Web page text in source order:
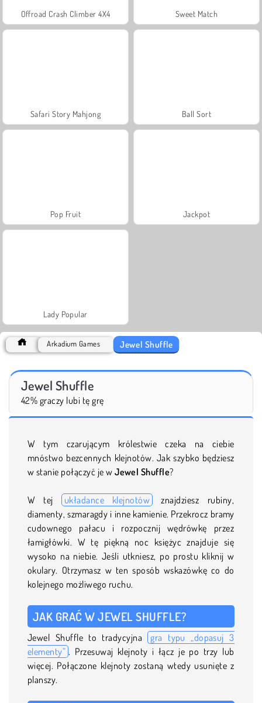
Offroad Crash Climber 4X4 Sweet Match
Safari Story Mahjong Ball Sort
Pop Fruit Jackpot
Lady Popular
Arkadium Games Jewel Shuffle
Jewel Shuffle
42% graczy lubi tę grę
W tym czarującym królestwie czeka na ciebie
mnóstwo bezcennych klejnotów. Jak szybko będziesz
w stanie połączyć je wJewel Shuffle?
W tej układance klejnotów znajdziesz rubiny,
diamenty, szmaragdy i inne kamienie. Przekrocz bramy
cudownego pałacu i rozpocznij wędrówkę przez
łamigłówki. W tę piękną noc księżyc znajduje się
wysoko na niebie. Jeśli utkniesz, po prostu kliknij w
okulary. Otrzymasz w ten sposób wskazówkę co do
kolejnego możliwego ruchu.
JAK GRAĆ W JEWEL SHUFFLE?
Jewel Shuffle to tradycyjna gra typu „dopasuj 3
elementy” . Przesuwaj klejnoty i łącz je po trzy lub
więcej. Połączone klejnoty zostaną wtedy usunięte z
planszy.